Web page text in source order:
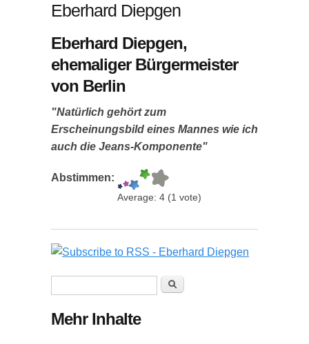
Eberhard Diepgen
Eberhard Diepgen,
ehemaliger Bürgermeister
von Berlin
"Natürlich gehört zum
Erscheinungsbild eines Mannes wie ich
auch die Jeans-Komponente"
Abstimmen:
Average: 4 (1 vote)
Suche
Mehr Inhalte